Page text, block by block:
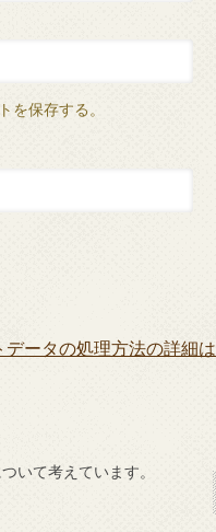
を保存する。
データの処理方法の詳細は
いて考えています。